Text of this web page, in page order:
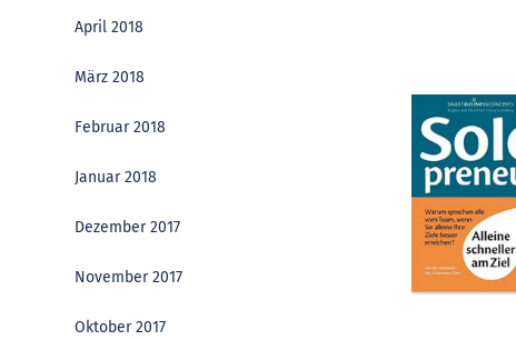
April 2018
März 2018
Februar 2018
Januar 2018
Dezember 2017
November 2017
Oktober 2017